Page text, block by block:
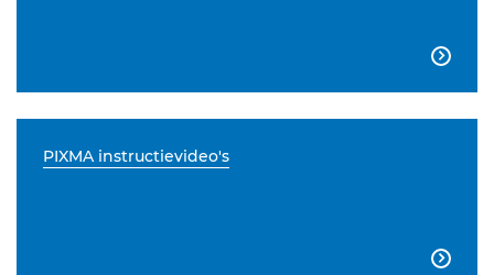

PIXMA instructievideo's
